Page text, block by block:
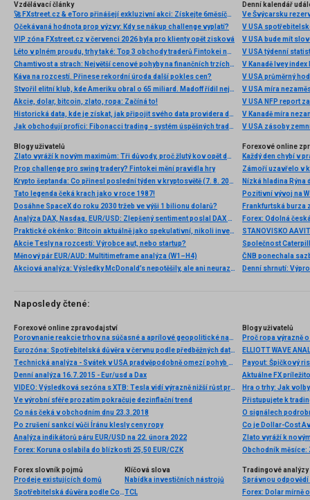
Vzdělávací články
🚀 FXstreet.cz & eToro přinášejí exkluzivní akci: Získejte 6měsíční členství ve VIP zóně ZDARMA
Očekávaná hodnota prop výzvy: Kdy se nákup challenge vyplatí?
VIP zóna FXstreet.cz v červenci 2026 byla pro klienty opět zisková
Léto v plném proudu, trhy také: Top 3 obchody traderů Fintokei na indexech a zlatě
Chamtivost a strach: Největší cenové pohyby na finančních trzích (červenec 2026)
Káva na rozcestí. Přinese rekordní úroda další pokles cen?
Stvořil elitní klub, kde Ameriku obral o 65 miliard. Madoff řídil největší Ponzi dějin
Akcie, dolar, bitcoin, zlato, ropa: Začíná to!
Historická data, kde je získat, jak připojit svého data providera do MultiCharts a proč je budeme potřebovat? (4. díl)
Jak obchodují profíci: Fibonacci trading - systém úspěšných traderů
Denní kalendář
Ve Švýcarsku
V USA
V USA bude mít
V USA týdenní
V Kanadě Ivey index
V USA průměrný
V USA míra
V USA NFP report
V Kanadě míra
V USA zásoby
Blogy uživatelů
Zlato vyráží k novým maximům: Tři důvody, proč žlutý kov opět dominuje
Prop challenge pro swing tradery? Fintokei mění pravidla hry
Krypto šeptanda: Co přinesl poslední týden v kryptosvětě (7. 8. 2026)
Tato legenda čeká krach jako v roce 1987!
Dosáhne SpaceX do roku 2030 tržeb ve výši 1 bilionu dolarů?
Analýza DAX, Nasdaq, EUR/USD: Zlepšený sentiment poslal DAX na nová maxima
Praktické okénko: Bitcoin aktuálně jako spekulativní, nikoli investiční aktivum
Akcie Tesly na rozcestí: Výrobce aut, nebo startup?
Měnový pár EUR/AUD: Multitimeframe analýza (W1–H4)
Akciová analýza: Výsledky McDonald’s nepotěšily, ale ani neurazily. Jakou vizi společnost prezentovala?
Forexové online
Nízká hladina
Pozitivní vývoj na
Frankfurtská burza
Denní shrnutí:
Naposledy čtené:
Forexové online zpravodajství
Porovnanie reakcie trhov na súčasné a aprílové geopolitické napätie
Eurozóna: Spotřebitelská důvěra v červnu podle předběžných dat na -17,7 b. při očekávání -18 b.
Technická analýza - Svátek v USA pradvěpodobně omezí pohyb EURUSD
Denní analýza 16.7.2015 - Eur/usd a Dax
VIDEO: Výsledková sezóna s XTB: Tesla vidí výrazně nižší růst produkce aut než v roce 2023, akcie -7,5 %
Ve výrobní sféře prozatím pokračuje dezinflační trend
Co nás čeká v obchodním dnu 23.3.2018
Po zrušení sankcí vůči Íránu klesly ceny ropy
Analýza indikátorů páru EUR/USD na 22. února 2022
Forex: Koruna oslabila do blízkosti 25,50 EUR/CZK
Blogy uživatelů
Proč ropa výrazně
Payout: Špičkový
Aktuálne FX
Přistupujete k
O signálech
Co je Dollar-Cost
Obchodník měsíce:
Forex slovník pojmů
Prodeje existujících domů
Spotřebitelská důvěra podle Conference Board
Klíčová slova
Nabídka investičních nástrojů
TCL
Tradingové analýzy
Správnou odpovědí